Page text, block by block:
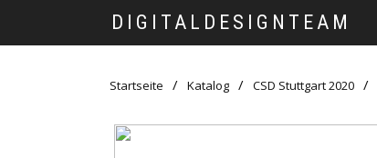
DIGITALDESIGNTEAM
Startseite Katalog CSD Stuttgart 2020